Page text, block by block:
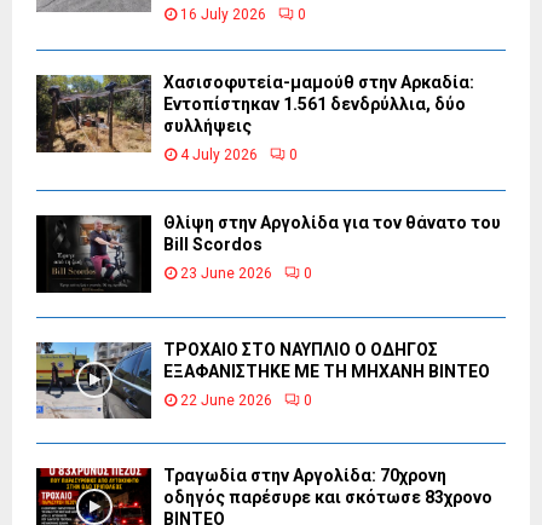
16 July 2026 0
Χασισοφυτεία-μαμούθ στην Αρκαδία:
Εντοπίστηκαν 1.561 δενδρύλλια, δύο
συλλήψεις
4 July 2026 0
Θλίψη στην Αργολίδα για τον θάνατο του
Bill Scordos
23 June 2026 0
ΤΡΟΧΑΙΟ ΣΤΟ ΝΑΥΠΛΙΟ Ο ΟΔΗΓΟΣ
ΕΞΑΦΑΝΙΣΤΗΚΕ ΜΕ ΤΗ ΜΗΧΑΝΗ ΒΙΝΤΕΟ
22 June 2026 0
Τραγωδία στην Αργολίδα: 70χρονη
οδηγός παρέσυρε και σκότωσε 83χρονο
ΒΙΝΤΕΟ